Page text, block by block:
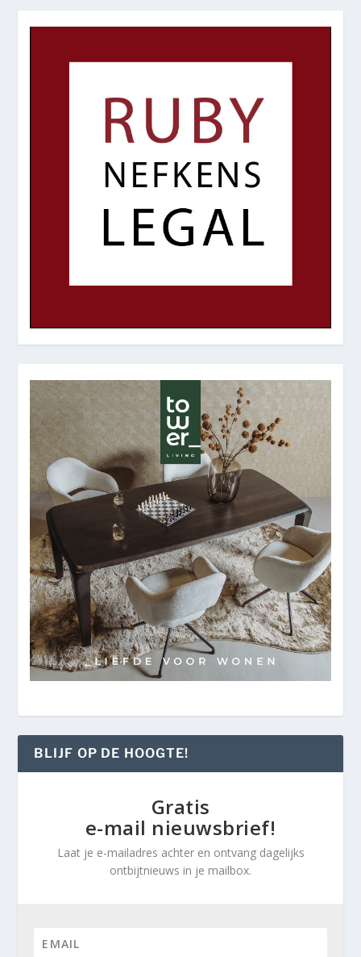
BLIJF OP DE HOOGTE!
Gratis
e-mail nieuwsbrief!
Laat je e-mailadres achter en ontvang dagelijks
ontbijtnieuws in je mailbox.